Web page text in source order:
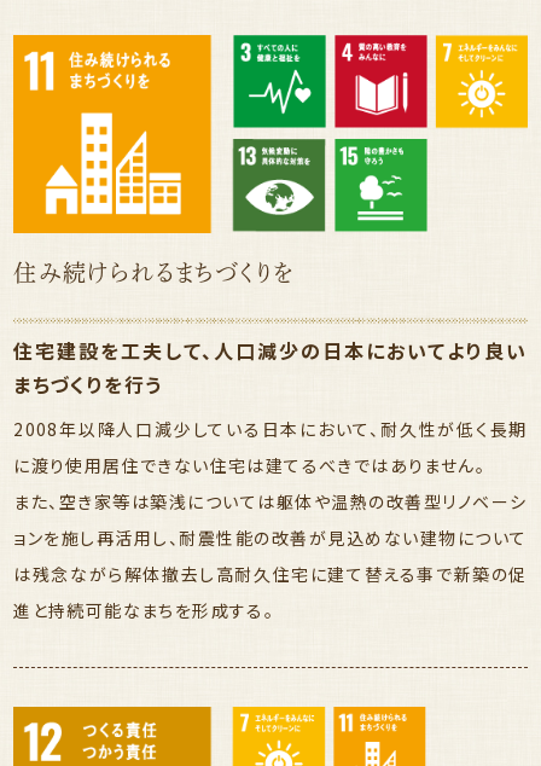
住み続けられるまちづくりを
住宅建設を工夫して、人口減少の日本においてより良い
まちづくりを行う
2008年以降人口減少している日本において、耐久性が低く長期
に渡り使用居住できない住宅は建てるべきではありません。
また、空き家等は築浅については躯体や温熱の改善型リノベーシ
ョンを施し再活用し、耐震性能の改善が見込めない建物について
は残念ながら解体撤去し高耐久住宅に建て替える事で新築の促
進と持続可能なまちを形成する。